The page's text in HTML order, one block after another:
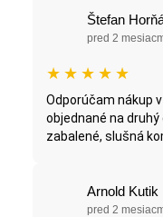
Štefan
pred 2
★ ★ ★ ★ ★
Odporúčam nákup
objednané na
zabalené, slušná
Arnold Kutik
pred 2